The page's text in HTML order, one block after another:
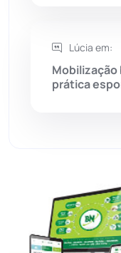
Tanque Novo
Tecnologia
Lúcia em:
Mobilização
prática